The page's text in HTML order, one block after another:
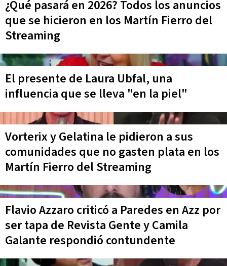
¿Qué pasará en 2026? Todos los anuncios
que se hicieron en los Martín Fierro del
Streaming
El presente de Laura Ubfal, una
influencia que se lleva "en la piel"
Vorterix y Gelatina le pidieron a sus
comunidades que no gasten plata en los
Martín Fierro del Streaming
Flavio Azzaro criticó a Paredes en Azz por
ser tapa de Revista Gente y Camila
Galante respondió contundente